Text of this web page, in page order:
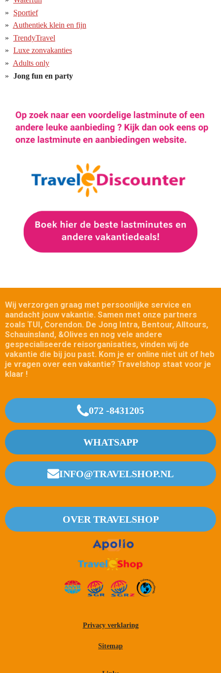
Sportief
Authentiek klein en fijn
TrendyTravel
Luxe zonvakanties
Adults only
Jong fun en party
Wij verzorgen graag met persoonlijke service en
aandacht jouw vakantie. Samen met onze partners
zoals TUI, Corendon. De Jong Intra, Bentour, Alltours,
Schauinsland, &Olives en nog vele andere
gespecialiseerde reisorganisaties, vinden wij de
vakantie die bij jou past. Kom je er online niet uit of heb
je vragen over een vakantie? Travelshop staat voor je
klaar !
072 -8431205
WHATSAPP
INFO@TRAVELSHOP.NL
OVER TRAVELSHOP
Privacy verklaring
Sitemap